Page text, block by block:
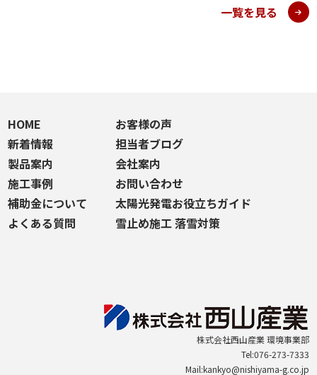
一覧を見る
HOME
新着情報
製品案内
施工事例
補助金について
よくある質問
お客様の声
担当者ブログ
会社案内
お問い合わせ
太陽光発電お役立ちガイド
雪止め施工 落雪対策
株式会社西山産業 環境事業部
Tel:076-273-7333
Mail:kankyo@nishiyama-g.co.jp